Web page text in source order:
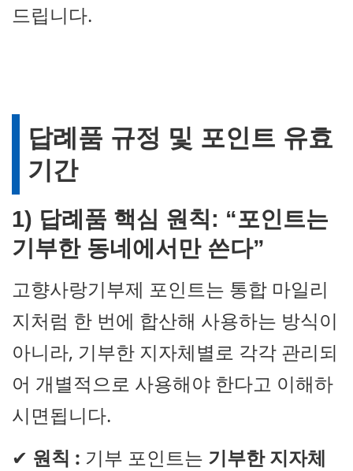
드립니다.
답례품 규정 및 포인트 유효
기간
1) 답례품 핵심 원칙: “포인트는
기부한 동네에서만 쓴다”
고향사랑기부제 포인트는 통합 마일리
지처럼 한 번에 합산해 사용하는 방식이
아니라, 기부한 지자체별로 각각 관리되
어 개별적으로 사용해야 한다고 이해하
시면됩니다.
✔ 원칙 : 기부 포인트는 기부한 지자체